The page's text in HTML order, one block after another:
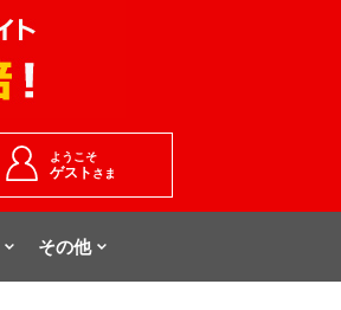
ようこそ
ゲスト さま
その他